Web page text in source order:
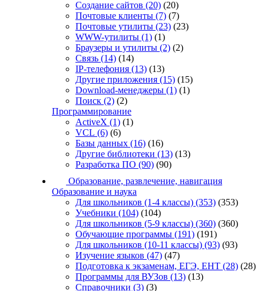
Создание сайтов (20) (20)
Почтовые клиенты (7) (7)
Почтовые утилиты (23) (23)
WWW-утилиты (1) (1)
Браузеры и утилиты (2) (2)
Связь (14) (14)
IP-телефония (13) (13)
Другие приложения (15) (15)
Download-менеджеры (1) (1)
Поиск (2) (2)
Программирование
ActiveX (1) (1)
VCL (6) (6)
Базы данных (16) (16)
Другие библиотеки (13) (13)
Разработка ПО (90) (90)
Образование, развлечение, навигация
Образование и наука
Для школьников (1-4 классы) (353) (353)
Учебники (104) (104)
Для школьников (5-9 классы) (360) (360)
Обучающие программы (191) (191)
Для школьников (10-11 классы) (93) (93)
Изучение языков (47) (47)
Подготовка к экзаменам, ЕГЭ, ЕНТ (28) (28)
Программы для ВУЗов (13) (13)
Справочники (3) (3)